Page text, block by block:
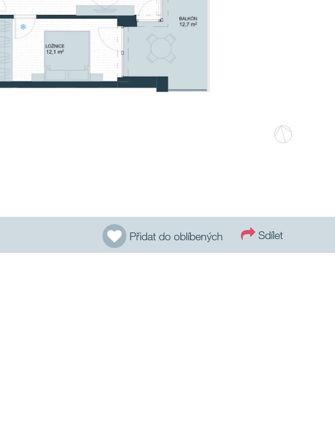
Přidat do oblíbených Sdílet